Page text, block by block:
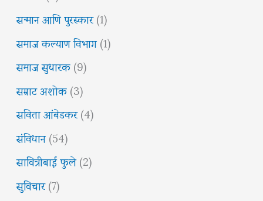
सन्मान आणि पुरस्कार(1)
समाज कल्याण विभाग(1)
समाज सुधारक(9)
सम्राट अशोक(3)
सविता आंबेडकर(4)
संविधान(54)
सावित्रीबाई फुले(2)
सुविचार(7)